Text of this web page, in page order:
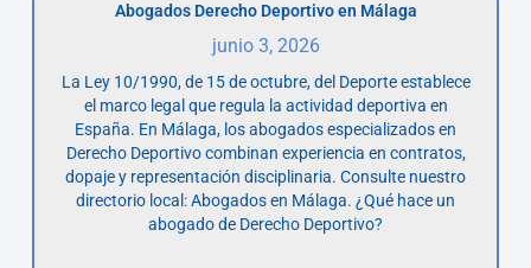
Abogados Derecho Deportivo en Málaga
junio 3, 2026
La Ley 10/1990, de 15 de octubre, del Deporte establece
el marco legal que regula la actividad deportiva en
España. En Málaga, los abogados especializados en
Derecho Deportivo combinan experiencia en contratos,
dopaje y representación disciplinaria. Consulte nuestro
directorio local: Abogados en Málaga. ¿Qué hace un
abogado de Derecho Deportivo?